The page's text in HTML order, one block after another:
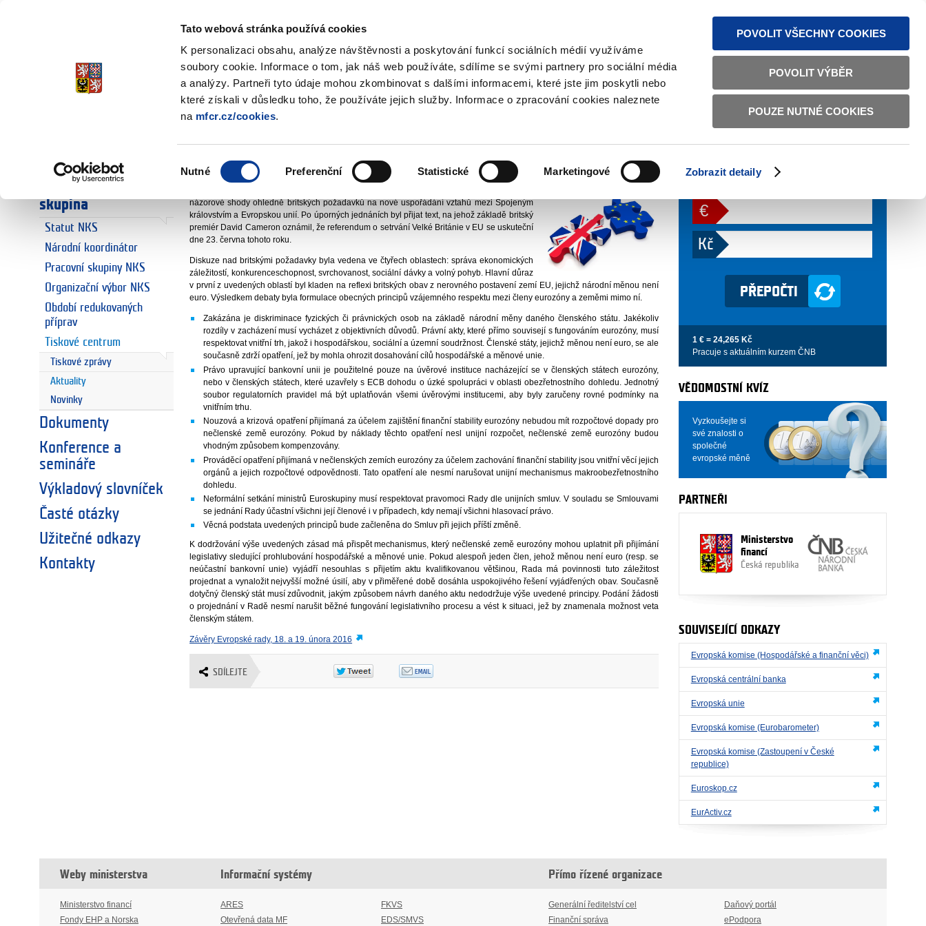
Tato webová stránka používá cookies
K personalizaci obsahu, analýze návštěvnosti a poskytování funkcí sociálních médií využíváme
soubory cookie. Informace o tom, jak náš web používáte, sdílíme se svými partnery pro sociální média
a analýzy. Partneři tyto údaje mohou zkombinovat s dalšími informacemi, které jste jim poskytli nebo
které získali v důsledku toho, že používáte jejich služby. Informace o zpracování cookies naleznete
na mfcr.cz/cookies.
souhlasu
Nutné Preferenční Statistické Marketingové Zobrazit detaily
POVOLIT VŠECHNY COOKIES
POVOLIT VÝBĚR
POUZE NUTNÉ COOKIES
TEXTOVÁ VERZE ČESKY ENGLISH
Bezplatná infolinka
Úvodní stránka
republika
skupina
Statut NKS
Národní koordinátor
Pracovní skupiny NKS
Organizační výbor NKS
Období redukovaných
příprav
Tiskové centrum
Tiskové zprávy
Aktuality
Novinky
Dokumenty
Konference a
semináře
Výkladový slovníček
Časté otázky
Užitečné odkazy
Kontakty
Úvodní stránka Národní koordinační skupina Tiskové centrum Aktuality 2016 Evropská rada o vztazích mezi státy s eurem a bez eura
Evropská rada o vztazích mezi státy s eurem a bez eura
prof. Ing. Oldřich Dědek, CSc.
národní koordinátor pro zavedení eura v ČR
Vydáno24. 2. 2016
názorové shody ohledně britských požadavků na nové uspořádání vztahů mezi Spojeným
královstvím a Evropskou unií. Po úporných jednáních byl přijat text, na jehož základě britský
premiér David Cameron oznámil, že referendum o setrvání Velké Británie v EU se uskuteční
dne 23. června tohoto roku.
Diskuze nad britskými požadavky byla vedena ve čtyřech oblastech: správa ekonomických
záležitostí, konkurenceschopnost, svrchovanost, sociální dávky a volný pohyb. Hlavní důraz
v první z uvedených oblastí byl kladen na reflexi britských obav z nerovného postavení zemí EU, jejichž národní měnou není
euro. Výsledkem debaty byla formulace obecných principů vzájemného respektu mezi členy eurozóny a zeměmi mimo ní.
Zakázána je diskriminace fyzických či právnických osob na základě národní měny daného členského státu. Jakékoliv
rozdíly v zacházení musí vycházet z objektivních důvodů. Právní akty, které přímo souvisejí s fungováním eurozóny, musí
respektovat vnitřní trh, jakož i hospodářskou, sociální a územní soudržnost. Členské státy, jejichž měnou není euro, se ale
současně zdrží opatření, jež by mohla ohrozit dosahování cílů hospodářské a měnové unie.
Právo upravující bankovní unii je použitelné pouze na úvěrové instituce nacházející se v členských státech eurozóny,
nebo v členských státech, které uzavřely s ECB dohodu o úzké spolupráci v oblasti obezřetnostního dohledu. Jednotný
soubor regulatorních pravidel má být uplatňován všemi úvěrovými institucemi, aby byly zaručeny rovné podmínky na
vnitřním trhu.
Nouzová a krizová opatření přijímaná za účelem zajištění finanční stability eurozóny nebudou mít rozpočtové dopady pro
nečlenské země eurozóny. Pokud by náklady těchto opatření nesl unijní rozpočet, nečlenské země eurozóny budou
vhodným způsobem kompenzovány.
Prováděcí opatření přijímaná v nečlenských zemích eurozóny za účelem zachování finanční stability jsou vnitřní věcí jejich
orgánů a jejich rozpočtové odpovědnosti. Tato opatření ale nesmí narušovat unijní mechanismus makroobezřetnostního
dohledu.
Neformální setkání ministrů Euroskupiny musí respektovat pravomoci Rady dle unijních smluv. V souladu se Smlouvami
se jednání Rady účastní všichni její členové i v případech, kdy nemají všichni hlasovací právo.
Věcná podstata uvedených principů bude začleněna do Smluv při jejich příští změně.
K dodržování výše uvedených zásad má přispět mechanismus, který nečlenské země eurozóny mohou uplatnit při přijímání
legislativy sledující prohlubování hospodářské a měnové unie. Pokud alespoň jeden člen, jehož měnou není euro (resp. se
neúčastní bankovní unie) vyjádří nesouhlas s přijetím aktu kvalifikovanou většinou, Rada má povinnosti tuto záležitost
projednat a vynaložit nejvyšší možné úsilí, aby v přiměřené době dosáhla uspokojivého řešení vyjádřených obav. Současně
dotyčný členský stát musí zdůvodnit, jakým způsobem návrh daného aktu nedodržuje výše uvedené principy. Podání žádosti
o projednání v Radě nesmí narušit běžné fungování legislativního procesu a vést k situaci, jež by znamenala možnost veta
členským státem.
Závěry Evropské rady, 18. a 19. února 2016
SDÍLEJTE
EURO KALKULÁTOR
€
Kč
1 € = 24,265 Kč
Pracuje s aktuálním kurzem ČNB
VĚDOMOSTNÍ KVÍZ
Vyzkoušejte si
své znalosti o
společné
evropské měně
PARTNEŘI
Ministerstvo
financí
Česká republika
SOUVISEJÍCÍ ODKAZY
Evropská komise (Hospodářské a finanční věci)
Evropská centrální banka
Evropská unie
Evropská komise (Eurobarometer)
Evropská komise (Zastoupení v České
republice)
Euroskop.cz
EurActiv.cz
Weby ministerstva
Ministerstvo financí
Fondy EHP a Norska
Informační systémy
ARES
Otevřená data MF
FKVS
EDS/SMVS
Přímo řízené organizace
Generální ředitelství cel
Finanční správa
Daňový portál
ePodpora